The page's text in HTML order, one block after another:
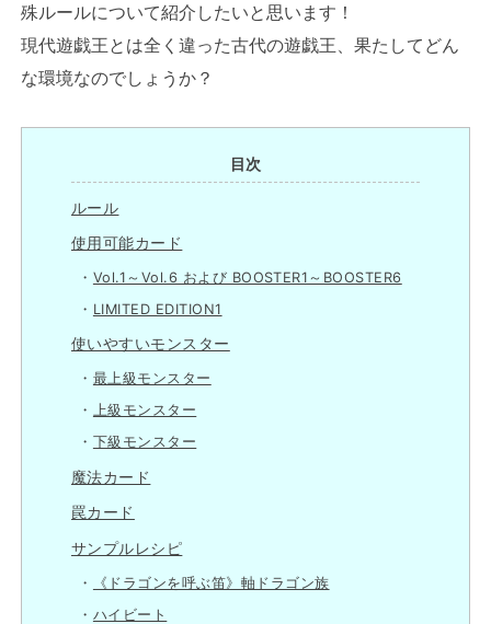
殊ルールについて紹介したいと思います！
現代遊戯王とは全く違った古代の遊戯王、果たしてどん
な環境なのでしょうか？
目次
ルール
使用可能カード
Vol.1～Vol.6 および BOOSTER1～BOOSTER6
LIMITED EDITION1
使いやすいモンスター
最上級モンスター
上級モンスター
下級モンスター
魔法カード
罠カード
サンプルレシピ
《ドラゴンを呼ぶ笛》軸ドラゴン族
ハイビート